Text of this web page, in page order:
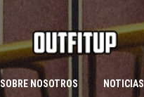
SOBRE NOSOTROS NOTICIAS